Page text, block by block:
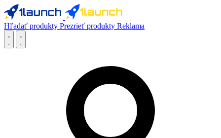
Hľadať produkty Prezrieť produkty Reklama